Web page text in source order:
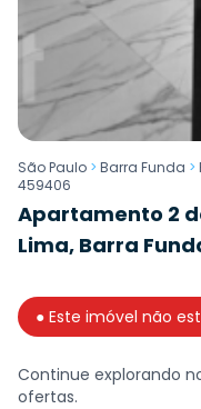
São Paulo > Barra Funda >
459406
Apartamento 2
Lima, Barra
● Este imóvel não
Continue explorando
ofertas.